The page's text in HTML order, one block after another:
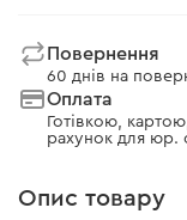
Повернення
60 днів на
Оплата
Готівкою,
рахунок для юр.
Опис товару